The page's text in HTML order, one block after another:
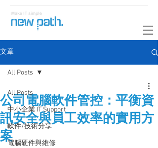
文章
All Posts
中小企業 IT Support
軟件/技術分享
電腦硬件與維修
All Posts
公司電腦軟件管控：平衡資
訊安全與員工效率的實用方
案